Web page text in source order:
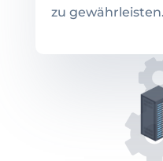
zu gewährleisten.